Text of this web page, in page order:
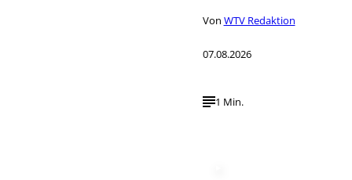
Von WTV Redaktion
07.08.2026
1 Min.